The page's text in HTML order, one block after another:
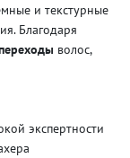
и текстурные
Благодаря
волос,
экспертности